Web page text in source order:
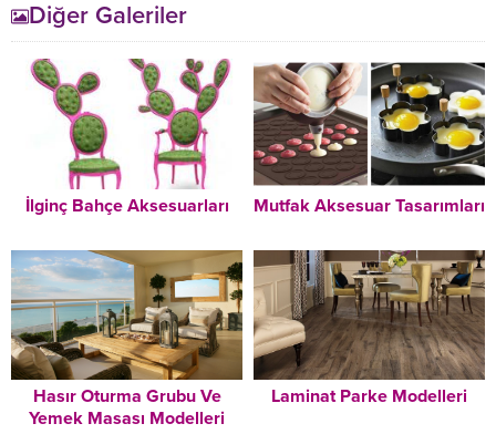
Diğer Galeriler
İlginç Bahçe Aksesuarları Mutfak Aksesuar Tasarımları
Hasır Oturma Grubu Ve
Yemek Masası Modelleri
Laminat Parke Modelleri